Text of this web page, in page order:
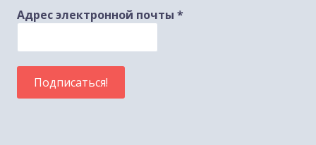
Адрес электронной почты *